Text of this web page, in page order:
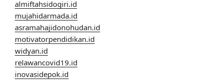
almiftahsidogiri.id
mujahidarmada.id
asramahajidonohudan.id
motivatorpendidikan.id
widyan.id
relawancovid19.id
inovasidepok.id